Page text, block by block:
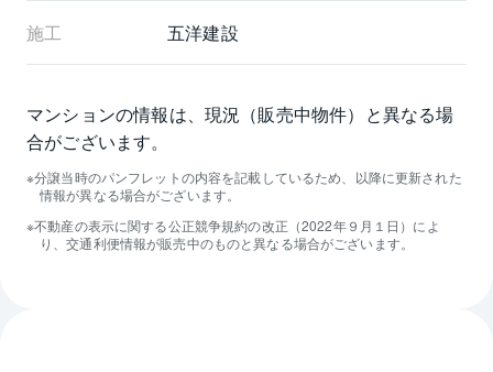
施工 五洋建設
マンションの情報は、現況（販売中物件）と異なる場
合がございます。
分譲当時のパンフレットの内容を記載しているため、以降に更新された
情報が異なる場合がございます。
不動産の表示に関する公正競争規約の改正（2022年９月１日）によ
り、交通利便情報が販売中のものと異なる場合がございます。